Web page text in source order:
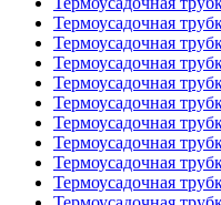
Термоусадочная
Термоусадочная
Термоусадочная
Термоусадочная
Термоусадочная
Термоусадочная
Термоусадочная
Термоусадочная
Термоусадочная